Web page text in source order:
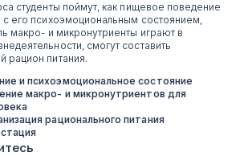
студенты поймут, как пищевое поведение
с его психоэмоциональным состоянием,
макро- и микронутриенты играют в
смогут составить
рацион питания.
и психоэмоциональное состояние
макро- и микронутриентов для
рационального питания